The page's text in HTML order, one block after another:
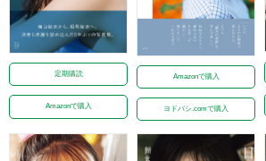
定期購読
Amazonで購入
Amazonで購入
ヨドバシ.comで購入